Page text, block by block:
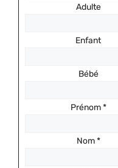
Adulte
Enfant
Bébé
Prénom*
Nom*